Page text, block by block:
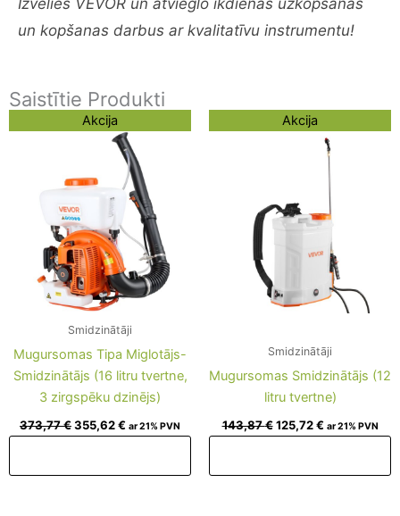
un kopšanas darbus ar kvalitatīvu instrumentu!
Saistītie Produkti
Akcija
Smidzinātāji
Mugursomas Tipa Miglotājs-
Smidzinātājs (16 litru tvertne,
3 zirgspēku dzinējs)
373,77€
Original
price
373,77 €.
355,62€
price
is:
355,62 €.
ar 21% PVN
Akcija
Smidzinātāji
Mugursomas Smidzinātājs (12
litru tvertne)
143,87€
Original
price
143,87 €.
125,72€
price
is:
125,72 €.
ar 21% PVN